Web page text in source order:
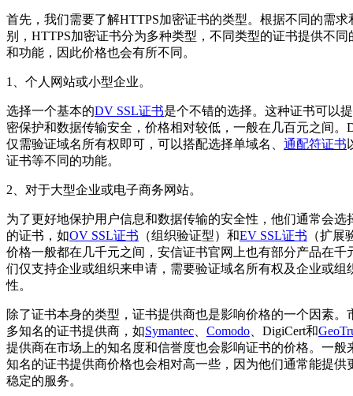
首先，我们需要了解HTTPS加密证书的类型。根据不同的需求
别，HTTPS加密证书分为多种类型，不同类型的证书提供不同
和功能，因此价格也会有所不同。
1、个人网站或小型企业。
选择一个基本的DV SSL证书是个不错的选择。这种证书可以
密保护和数据传输安全，价格相对较低，一般在几百元之间。
仅需验证域名所有权即可，可以搭配选择单域名、 通配符证书
证书等不同的功能。
2、对于大型企业或电子商务网站。
为了更好地保护用户信息和数据传输的安全性，他们通常会选
的证书，如OV SSL证书 （组织验证型）和EV SSL证书 （扩展
价格一般都在几千元之间，安信证书官网上也有部分产品在千
们仅支持企业或组织来申请，需要验证域名所有权及企业或组
性。
除了证书本身的类型，证书提供商也是影响价格的一个因素。
多知名的证书提供商，如Symantec Comodo 、DigiCert和
提供商在市场上的知名度和信誉度也会影响证书的价格。一般
知名的证书提供商价格也会相对高一些，因为他们通常能提供
稳定的服务。